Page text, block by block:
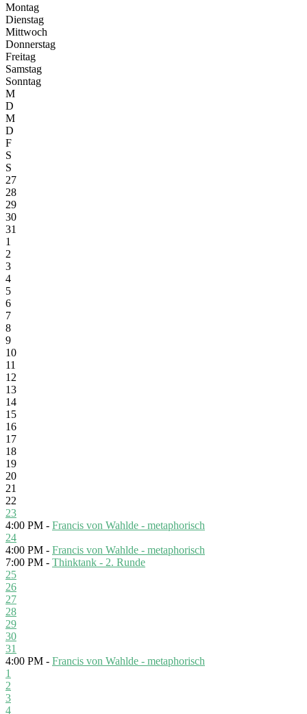
Montag
Dienstag
Mittwoch
Donnerstag
Freitag
Samstag
Sonntag
M
D
M
D
F
S
S
27
28
29
30
31
1
2
3
4
5
6
7
8
9
10
11
12
13
14
15
16
17
18
19
20
21
22
23
4:00 PM - Francis von Wahlde - metaphorisch
24
4:00 PM - Francis von Wahlde - metaphorisch
7:00 PM - Thinktank - 2. Runde
25
26
27
28
29
30
31
4:00 PM - Francis von Wahlde - metaphorisch
1
2
3
4